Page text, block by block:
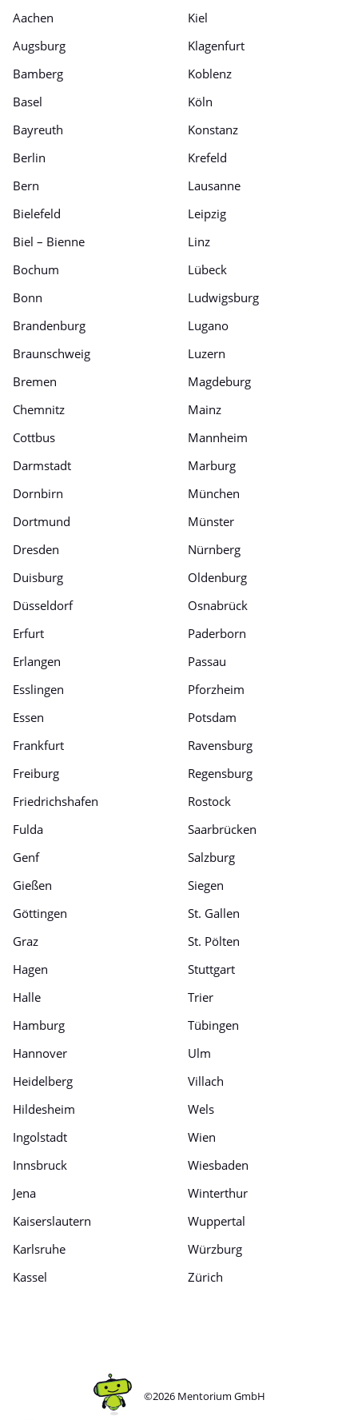
Aachen
Augsburg
Bamberg
Basel
Bayreuth
Berlin
Bern
Bielefeld
Biel – Bienne
Bochum
Bonn
Brandenburg
Braunschweig
Bremen
Chemnitz
Cottbus
Darmstadt
Dornbirn
Dortmund
Dresden
Duisburg
Düsseldorf
Erfurt
Erlangen
Esslingen
Essen
Frankfurt
Freiburg
Friedrichshafen
Fulda
Genf
Gießen
Göttingen
Graz
Hagen
Halle
Hamburg
Hannover
Heidelberg
Hildesheim
Ingolstadt
Innsbruck
Jena
Kaiserslautern
Karlsruhe
Kassel
Kiel
Klagenfurt
Koblenz
Köln
Konstanz
Krefeld
Lausanne
Leipzig
Linz
Lübeck
Ludwigsburg
Lugano
Luzern
Magdeburg
Mainz
Mannheim
Marburg
München
Münster
Nürnberg
Oldenburg
Osnabrück
Paderborn
Passau
Pforzheim
Potsdam
Ravensburg
Regensburg
Rostock
Saarbrücken
Salzburg
Siegen
St. Gallen
St. Pölten
Stuttgart
Trier
Tübingen
Ulm
Villach
Wels
Wien
Wiesbaden
Winterthur
Wuppertal
Würzburg
Zürich
©2026 Mentorium GmbH